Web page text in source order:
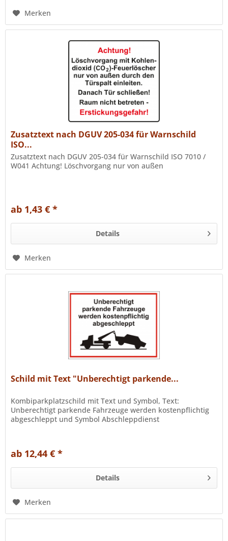
Merken
Zusatztext nach DGUV 205-034 für Warnschild
ISO...
Zusatztext nach DGUV 205-034 für Warnschild ISO 7010 /
W041 Achtung! Löschvorgang nur von außen
ab 1,43 € *
Details
Merken
Schild mit Text "Unberechtigt parkende...
Kombiparkplatzschild mit Text und Symbol, Text:
Unberechtigt parkende Fahrzeuge werden kostenpflichtig
abgeschleppt und Symbol Abschleppdienst
ab 12,44 € *
Details
Merken